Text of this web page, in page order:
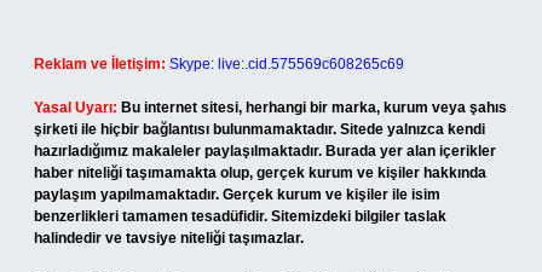
Reklam ve İletişim: Skype: live:.cid.575569c608265c69
Yasal Uyarı: Bu internet sitesi, herhangi bir marka, kurum veya şahıs
şirketi ile hiçbir bağlantısı bulunmamaktadır. Sitede yalnızca kendi
hazırladığımız makaleler paylaşılmaktadır. Burada yer alan içerikler
haber niteliği taşımamakta olup, gerçek kurum ve kişiler hakkında
paylaşım yapılmamaktadır. Gerçek kurum ve kişiler ile isim
benzerlikleri tamamen tesadüfidir. Sitemizdeki bilgiler taslak
halindedir ve tavsiye niteliği taşımazlar.